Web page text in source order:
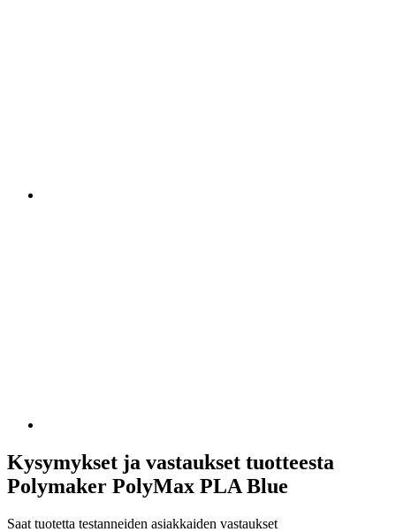
Kysymykset ja vastaukset tuotteesta
Polymaker PolyMax PLA Blue
Saat tuotetta testanneiden asiakkaiden vastaukset